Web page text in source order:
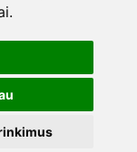
•Privatumo politika